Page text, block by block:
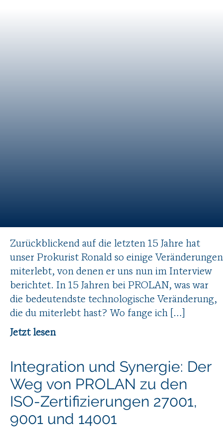
Zurückblickend auf die letzten 15 Jahre hat
unser Prokurist Ronald so einige Veränderungen
miterlebt, von denen er uns nun im Interview
berichtet. In 15 Jahren bei PROLAN, was war
die bedeutendste technologische Veränderung,
die du miterlebt hast? Wo fange ich […]
Jetzt lesen
Integration und Synergie: Der
Weg von PROLAN zu den
ISO-Zertifizierungen 27001,
9001 und 14001